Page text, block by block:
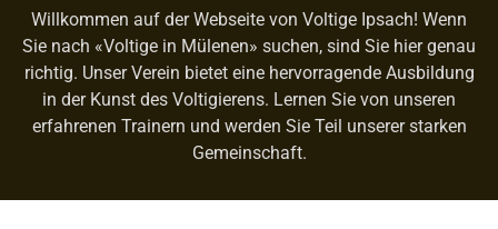
Willkommen auf der Webseite von Voltige Ipsach! Wenn
Sie nach «Voltige in Mülenen» suchen, sind Sie hier genau
richtig. Unser Verein bietet eine hervorragende Ausbildung
in der Kunst des Voltigierens. Lernen Sie von unseren
erfahrenen Trainern und werden Sie Teil unserer starken
Gemeinschaft.